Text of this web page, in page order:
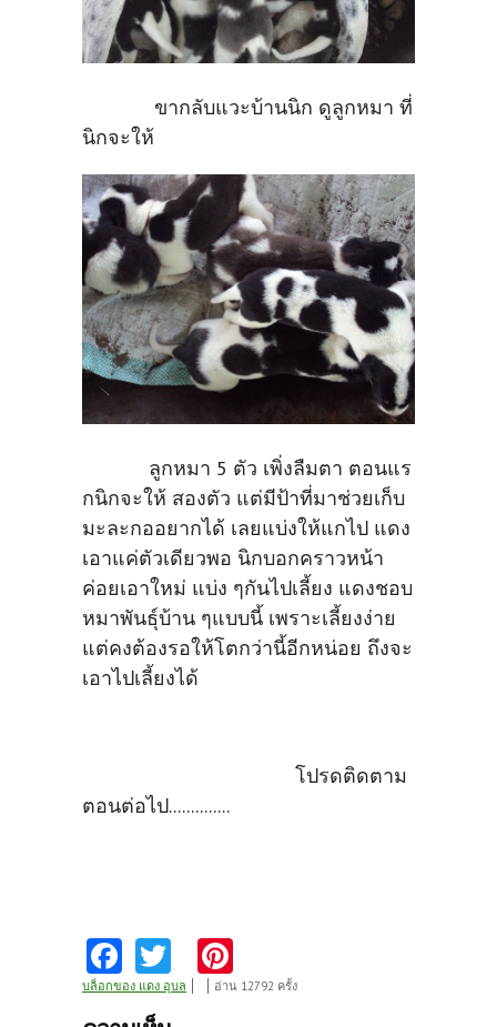
ขากลับแวะบ้านนิก ดูลูกหมา ที่
นิกจะให้
ลูกหมา 5 ตัว เพิ่งลืมตา ตอนแร
กนิกจะให้ สองตัว แต่มีป้าที่มาช่วยเก็บ
มะละกออยากได้ เลยแบ่งให้แกไป แดง
เอาแค่ตัวเดียวพอ นิกบอกคราวหน้า
ค่อยเอาใหม่ แบ่ง ๆกันไปเลี้ยง แดงชอบ
หมาพันธุ์บ้าน ๆแบบนี้ เพราะเลี้ยงง่าย
แต่คงต้องรอให้โตกว่านี้อีกหน่อย ถึงจะ
เอาไปเลี้ยงได้
โปรดติดตาม
ตอนต่อไป..............
Fa
ce w nt
บล็อกของ แดง อุบล อ่าน 12792 ครั้ง